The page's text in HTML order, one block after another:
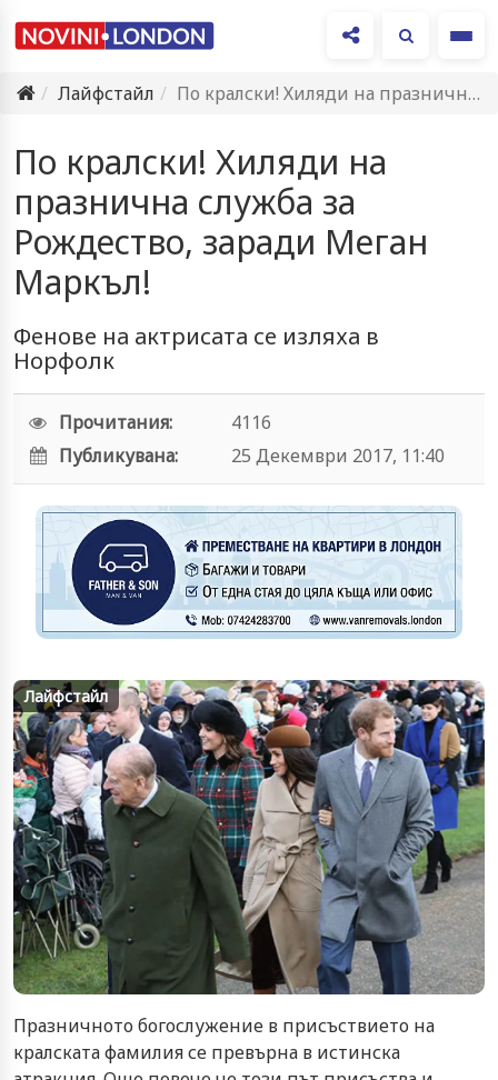
Лайфстайл
По кралски! Хиляди на празнична служба за Рождество, заради Меган…
По кралски! Хиляди на
празнична служба за
Рождество, заради Меган
Маркъл!
Фенове на актрисата се изляха в
Норфолк
Прочитания:
4116
Публикувана:
25 Декември 2017, 11:40
Лайфстайл
Празничното богослужение в присъствието на
кралската фамилия се превърна в истинска